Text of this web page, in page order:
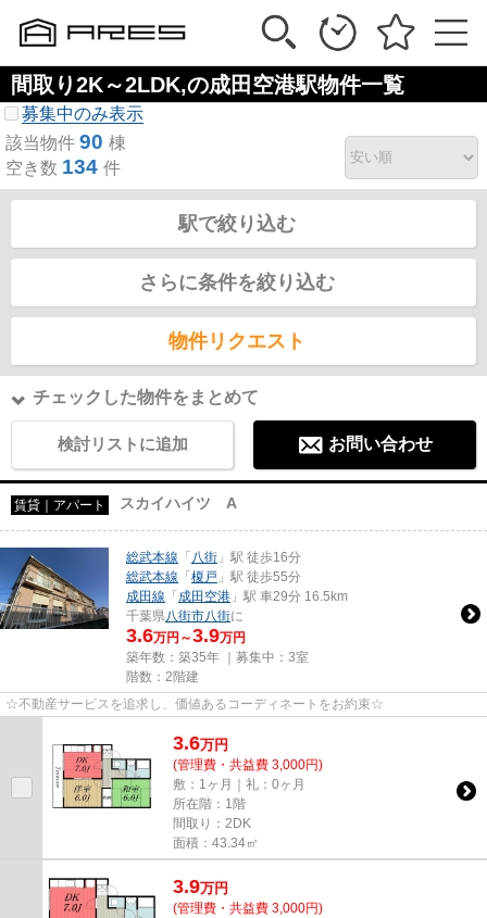
間取り2K～2LDK,の成田空港駅物件一覧
募集中のみ表示
該当物件 90 棟
空き数 134 件
駅で絞り込む
さらに条件を絞り込む
物件リクエスト
チェックした物件をまとめて
検討リストに追加 お問い合わせ
賃貸｜アパート スカイハイツ A
総武本線 「 八街 」駅 徒歩16分
総武本線 「榎戸 」駅 徒歩55分
成田線 「成田空港 」駅 車29分 16.5km
千葉県 八街市八街に
3.6万円～3.9万円
築年数：築35年 ｜募集中： 3室
階数：2階建
☆不動産サービスを追求し、価値あるコーディネートをお約束☆
3.6万円
(管理費・共益費 3,000円)
敷：1ヶ月｜礼：0ヶ月
所在階：1階
間取り：2DK
面積：43.34㎡
3.9万円
(管理費・共益費 3,000円)